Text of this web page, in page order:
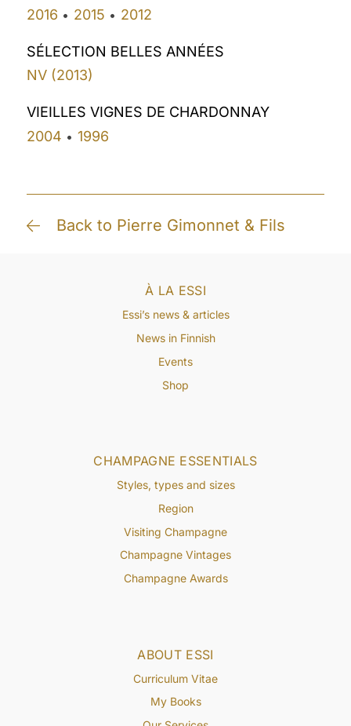
2016 • 2015 • 2012
SÉLECTION BELLES ANNÉES
NV (2013)
VIEILLES VIGNES DE CHARDONNAY
2004 • 1996
Back to Pierre Gimonnet & Fils
ABOUT ESSI
Curriculum Vitae
My Books
CHAMPAGNE ESSENTIALS
Styles, types and sizes
Region
Visiting Champagne
Champagne Vintages
Champagne Awards
À LA ESSI
Essi’s news & articles
News in Finnish
Events
Shop